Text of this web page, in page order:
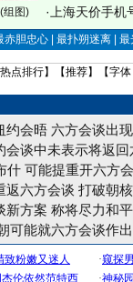
组图)
· 上海天价手
赤胆忠心 | 最扑朔迷离 |
热点排行】【推荐】【字体
约会晤 六方会谈出
会谈中未表示将返
什 可能提重开六方
返六方会谈 打破朝
新方案 称将尽力和
可能就六方会谈作